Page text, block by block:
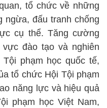
tổ chức về những
ngừa, đấu tranh chống
cụ thể. Tăng cường
đào tạo và nghiên
phạm học quốc tế,
tổ chức Hội Tội phạm
năng lực và hiệu quả
phạm học Việt Nam,